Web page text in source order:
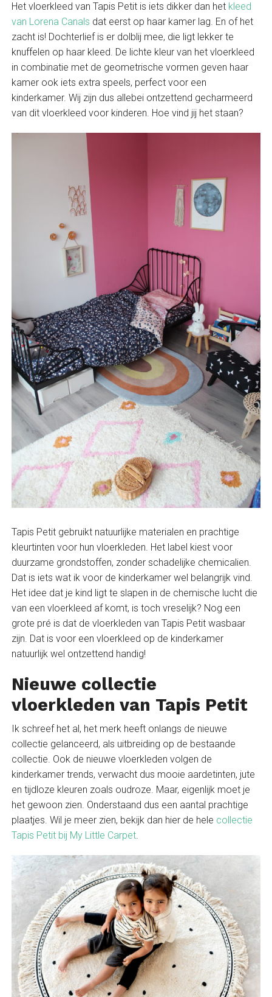
Het vloerkleed van Tapis Petit is iets dikker dan het kleed
van Lorena Canals dat eerst op haar kamer lag. En of het
zacht is! Dochterlief is er dolblij mee, die ligt lekker te
knuffelen op haar kleed. De lichte kleur van het vloerkleed
in combinatie met de geometrische vormen geven haar
kamer ook iets extra speels, perfect voor een
kinderkamer. Wij zijn dus allebei ontzettend gecharmeerd
van dit vloerkleed voor kinderen. Hoe vind jij het staan?
Tapis Petit gebruikt natuurlijke materialen en prachtige
kleurtinten voor hun vloerkleden. Het label kiest voor
duurzame grondstoffen, zonder schadelijke chemicalien.
Dat is iets wat ik voor de kinderkamer wel belangrijk vind.
Het idee dat je kind ligt te slapen in de chemische lucht die
van een vloerkleed af komt, is toch vreselijk? Nog een
grote pré is dat de vloerkleden van Tapis Petit wasbaar
zijn. Dat is voor een vloerkleed op de kinderkamer
natuurlijk wel ontzettend handig!
Nieuwe collectie
vloerkleden van Tapis Petit
Ik schreef het al, het merk heeft onlangs de nieuwe
collectie gelanceerd, als uitbreiding op de bestaande
collectie. Ook de nieuwe vloerkleden volgen de
kinderkamer trends, verwacht dus mooie aardetinten, jute
en tijdloze kleuren zoals oudroze. Maar, eigenlijk moet je
het gewoon zien. Onderstaand dus een aantal prachtige
plaatjes. Wil je meer zien, bekijk dan hier de hele collectie
Tapis Petit bij My Little Carpet.